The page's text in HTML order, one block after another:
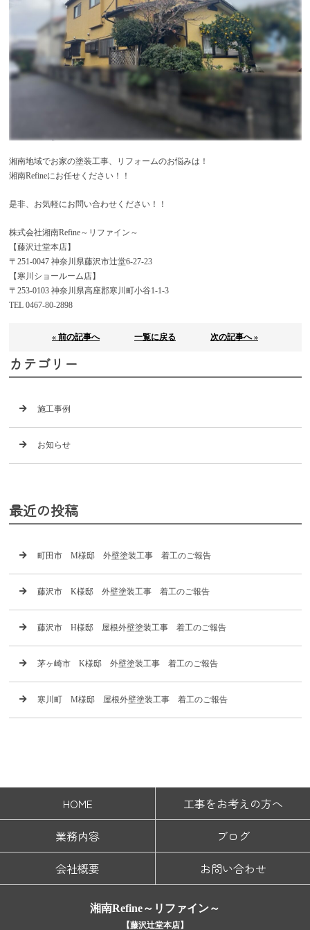
湘南地域でお家の塗装工事、リフォームのお悩みは！
湘南Refineにお任せください！！
是非、お気軽にお問い合わせください！！
株式会社湘南Refine～リファイン～
【藤沢辻堂本店】
〒251-0047 神奈川県藤沢市辻堂6-27-23
【寒川ショールーム店】
〒253-0103 神奈川県高座郡寒川町小谷1-1-3
TEL 0467-80-2898
« 前の記事へ 一覧に戻る 次の記事へ »
カテゴリー
施工事例
お知らせ
最近の投稿
町田市 M様邸 外壁塗装工事 着工のご報告
藤沢市 K様邸 外壁塗装工事 着工のご報告
藤沢市 H様邸 屋根外壁塗装工事 着工のご報告
茅ヶ崎市 K様邸 外壁塗装工事 着工のご報告
寒川町 M様邸 屋根外壁塗装工事 着工のご報告
HOME
工事をお考えの方へ
業務内容
ブログ
会社概要
お問い合わせ
湘南Refine～リファイン～
【藤沢辻堂本店】